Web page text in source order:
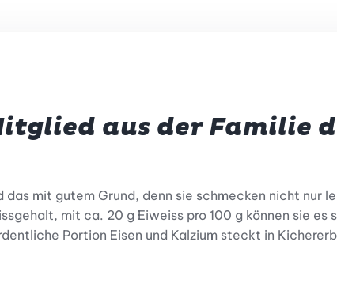
aus der Familie
mit gutem Grund, denn sie schmecken nicht nur
mit ca. 20 g Eiweiss pro 100 g können sie es
Portion Eisen und Kalzium steckt in